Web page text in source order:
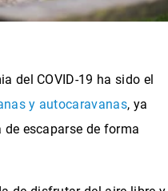
del COVID-19 ha sido el
y autocaravanas, ya
escaparse de forma